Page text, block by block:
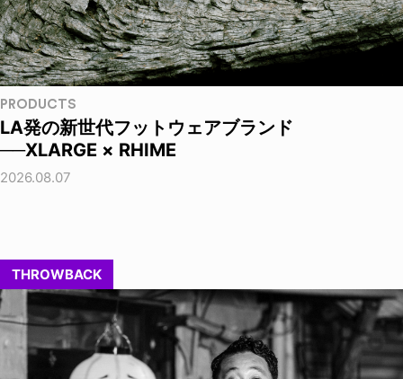
PRODUCTS
LA発の新世代フットウェアブランド
──XLARGE × RHIME
2026.08.07
THROWBACK